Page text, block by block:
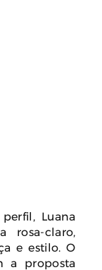
Luana
rosa-claro,
e estilo. O
a proposta